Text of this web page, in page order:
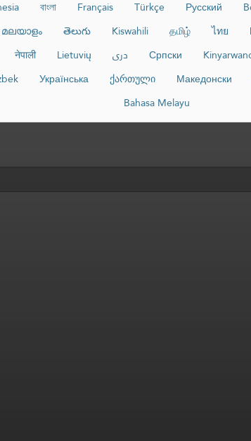
বাংলা Français Türkçe Русский
മലയാളം తెలుగు Kiswahili தமிழ் ไทย
नेपाली Lietuvių دری Српски
Українська ქართული Македонски
Bahasa Melayu